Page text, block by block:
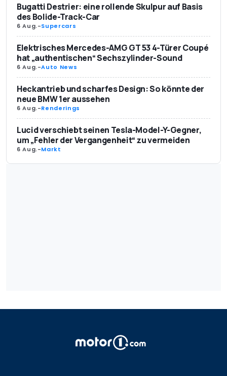
Bugatti Destrier: eine rollende Skulpur auf Basis
des Bolide-Track-Car
6 Aug.-Supercars
Elektrisches Mercedes-AMG GT 53 4-Türer Coupé
hat „authentischen“ Sechszylinder-Sound
6 Aug.-Auto News
Heckantrieb und scharfes Design: So könnte der
neue BMW 1er aussehen
6 Aug.-Renderings
Lucid verschiebt seinen Tesla-Model-Y-Gegner,
um „Fehler der Vergangenheit“ zu vermeiden
6 Aug.-Markt